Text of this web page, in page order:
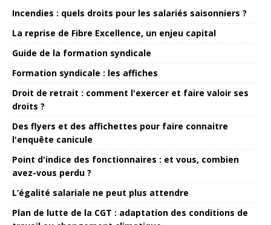
Incendies : quels droits pour les salariés saisonniers ?
La reprise de Fibre Excellence, un enjeu capital
Guide de la formation syndicale
Formation syndicale : les affiches
Droit de retrait : comment l'exercer et faire valoir ses
droits ?
Des flyers et des affichettes pour faire connaitre
l'enquête canicule
Point d'indice des fonctionnaires : et vous, combien
avez-vous perdu ?
L’égalité salariale ne peut plus attendre
Plan de lutte de la CGT : adaptation des conditions de